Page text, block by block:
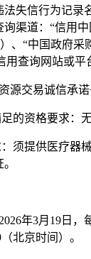
法失信行为记录
渠道：“信用中
）、“中国政府采
用查询网站或平
源交易诚信承诺
的资格要求：无
须提供医疗器
。
2026年3月 19 日，
北京时间）。